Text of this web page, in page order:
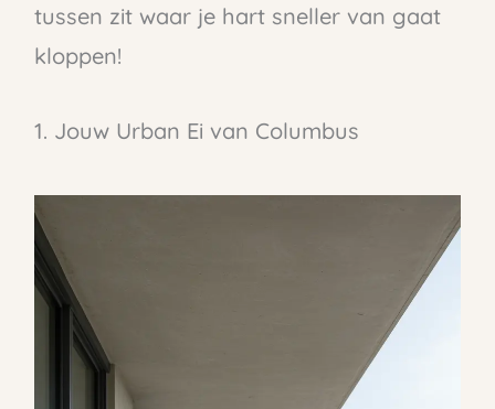
tussen zit waar je hart sneller van gaat
kloppen!
1. Jouw Urban Ei van Columbus